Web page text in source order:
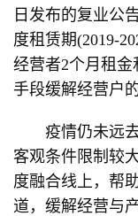
日发布的复业公
度租赁期(2019-
经营者2个月租
手段缓解经营户
疫情仍未远去
客观条件限制较
度融合线上，帮
道，缓解经营与